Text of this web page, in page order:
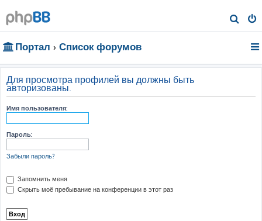
о
Портал Список форумов
Для просмотра профилей вы должны быть
авторизованы.
Имя пользователя:
Пароль:
Забыли пароль?
Запомнить меня
Скрыть моё пребывание на конференции в этот раз